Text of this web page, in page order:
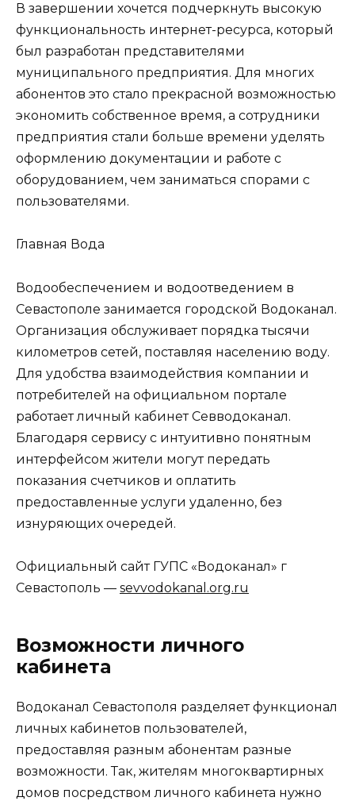
В завершении хочется подчеркнуть высокую
функциональность интернет-ресурса, который
был разработан представителями
муниципального предприятия. Для многих
абонентов это стало прекрасной возможностью
экономить собственное время, а сотрудники
предприятия стали больше времени уделять
оформлению документации и работе с
оборудованием, чем заниматься спорами с
пользователями.
Главная Вода
Водообеспечением и водоотведением в
Севастополе занимается городской Водоканал.
Организация обслуживает порядка тысячи
километров сетей, поставляя населению воду.
Для удобства взаимодействия компании и
потребителей на официальном портале
работает личный кабинет Севводоканал.
Благодаря сервису с интуитивно понятным
интерфейсом жители могут передать
показания счетчиков и оплатить
предоставленные услуги удаленно, без
изнуряющих очередей.
Официальный сайт ГУПС «Водоканал» г
Севастополь — sevvodokanal.org.ru
Возможности личного
кабинета
Водоканал Севастополя разделяет функционал
личных кабинетов пользователей,
предоставляя разным абонентам разные
возможности. Так, жителям многоквартирных
домов посредством личного кабинета нужно